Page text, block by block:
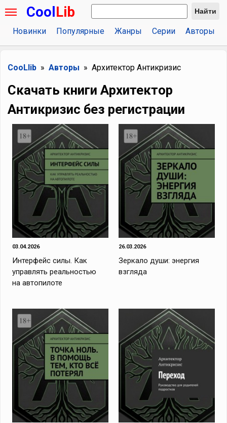
Cool Lib Найти
Новинки Популярные Жанры Серии Авторы
CooLlib Авторы Архитектор Антикризис
Скачать книги Архитектор
Антикризис без регистрации
03.04.2026
Интерфейс силы. Как
управлять реальностью
на автопилоте
26.03.2026
Зеркало души: энергия
взгляда